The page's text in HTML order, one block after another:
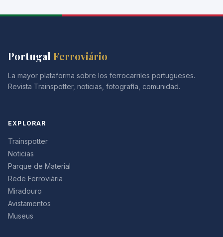
Portugal Ferroviário
La mayor plataforma sobre los ferrocarriles portugueses.
Revista Trainspotter, noticias, fotografía, comunidad.
EXPLORAR
Trainspotter
Noticias
Parque de Material
Rede Ferroviária
Miradouro
Avistamentos
Museus